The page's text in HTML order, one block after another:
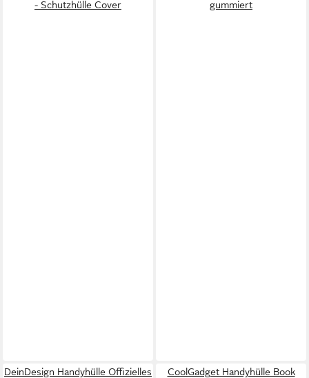
- Schutzhülle Cover
gummiert
DeinDesign Handyhülle Offizielles CoolGadget Handyhülle Book